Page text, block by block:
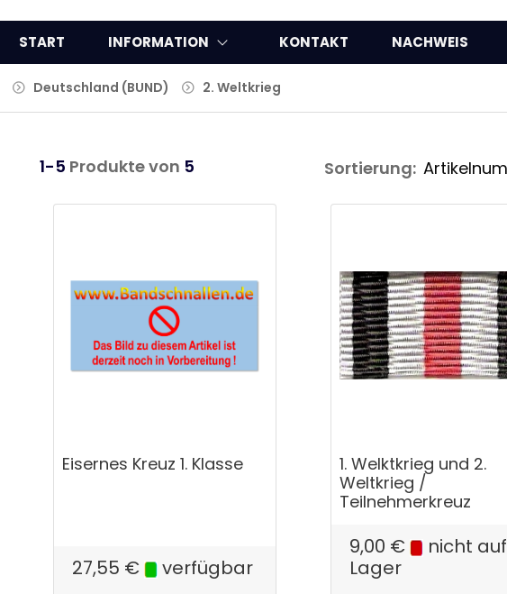
START INFORMATION KONTAKT NACHWEIS
Deutschland (BUND) 2. Weltkrieg
1-5 Produkte von 5 Sortierung:
Eisernes Kreuz 1. Klasse
27,55 € verfügbar
1. Welktkrieg und 2.
Weltkrieg /
Teilnehmerkreuz
9,00 €
nicht auf
Lager